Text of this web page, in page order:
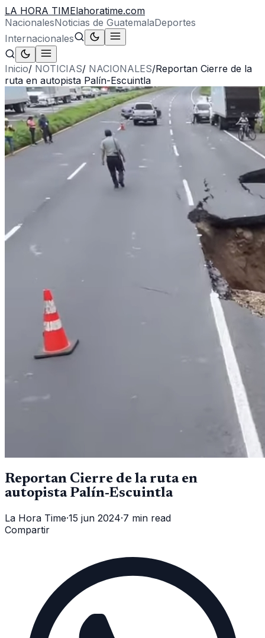
LA HORA TIMElahoratime.com
NacionalesNoticias de GuatemalaDeportes
Internacionales
Inicio/ NOTICIAS/ NACIONALES/Reportan Cierre de la
ruta en autopista Palín-Escuintla
Reportan Cierre de la ruta en
autopista Palín-Escuintla
La Hora Time·15 jun 2024·7 min read
Compartir